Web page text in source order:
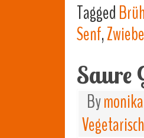
Tagged
Senf,
Saure
Bymonika
Vegetarisch